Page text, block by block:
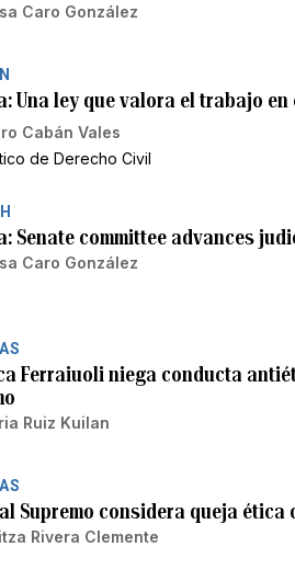
Caro González
Una ley que valora el trabajo en
Cabán Vales
de Derecho Civil
Senate committee advances
Caro González
Ferraiuoli niega conducta
Ruiz Kuilan
Supremo considera queja
Rivera Clemente